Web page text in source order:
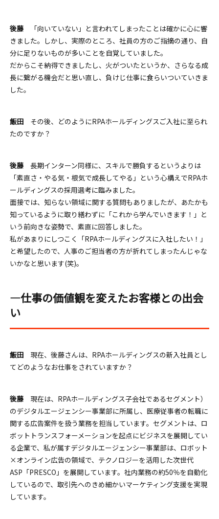
後藤「向いていない」と言われてしまったことは確かに心に響
きました。しかし、実際のところ、社員の方のご指摘の通り、自
分に足りないものが多いことを自覚していました。
だからこそ納得できましたし、火がついたというか、さらなる成
長に繋がる機会だと思い直し、負けじ仕事に食らいついていきま
した。
飯田 その後、どのようにRPAホールディングスご入社に至られ
たのですか？
後藤長期インターン同様に、スキルで勝負するというよりは
「素直さ・やる気・根気で成長してやる」という心構えでRPAホ
ールディングスの採用選考に臨みました。
面接では、知らない領域に関する質問もありましたが、あたかも
知っているように取り繕わずに「これから学んでいきます！」と
いう前向きな姿勢で、素直に回答しました。
私があまりにしつこく「RPAホールディングスに入社したい！」
と希望したので、人事のご担当者の方が折れてしまったんじゃな
いかなと思います(笑)。
―仕事の価値観を変えたお客様との出会
い
飯田 現在、後藤さんは、RPAホールディングスの新入社員とし
てどのようなお仕事をされていますか？
後藤現在は、RPAホールディングス子会社であるセグメント）
のデジタルエージェンシー事業部に所属し、医療従事者の転職に
関する広告案件を扱う業務を担当しています。セグメントは、ロ
ボットトランスフォーメーションを起点にビジネスを展開してい
る企業で、私が属すデジタルエージェンシー事業部は、ロボット
×オンライン広告の領域で、テクノロジーを活用した次世代
ASP「PRESCO」を展開しています。社内業務の約50％を自動化
しているので、取引先へのきめ細かいマーケティング支援を実現
しています。